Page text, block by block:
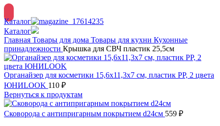
Каталог
Каталог
Главная Товары для дома Товары для кухни Кухонные
принадлежности Крышка для СВЧ пластик 25,5см
Органайзер для косметики 15,6х11,3х7 см, пластик PP, 2 цвета
ЮНИLOOK 110 ₽
Вернуться к продуктам
Сковорода с антипригарным покрытием d24см 559 ₽